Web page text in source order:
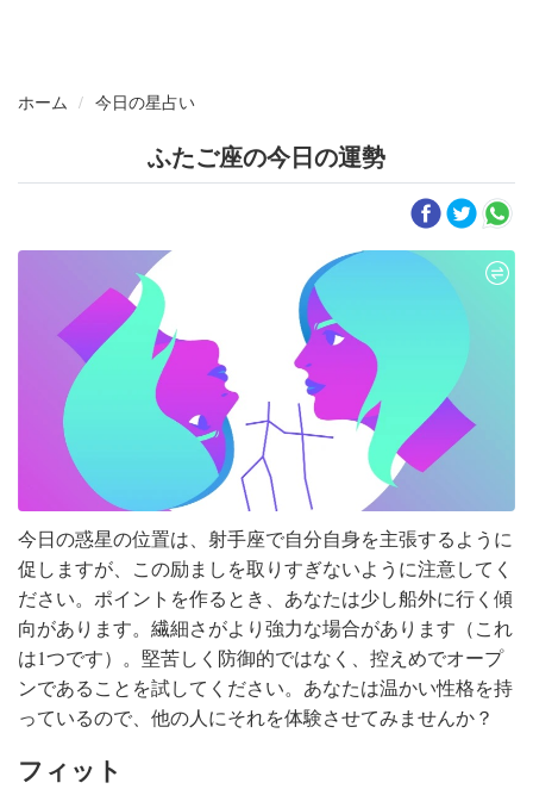
ホーム 今日の星占い
ふたご座の今日の運勢
今日の惑星の位置は、射手座で自分自身を主張するように
促しますが、この励ましを取りすぎないように注意してく
ださい。ポイントを作るとき、あなたは少し船外に行く傾
向があります。繊細さがより強力な場合があります（これ
は1つです）。堅苦しく防御的ではなく、控えめでオープ
ンであることを試してください。あなたは温かい性格を持
っているので、他の人にそれを体験させてみませんか？
フィット